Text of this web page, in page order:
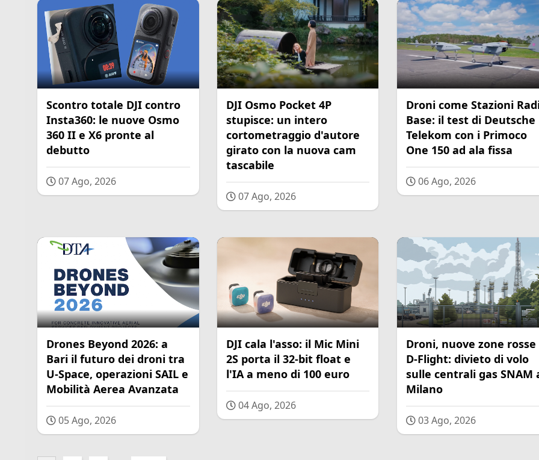
Scontro totale DJI contro
Insta360: le nuove Osmo
360 II e X6 pronte al
debutto
07 Ago, 2026
DJI Osmo Pocket 4P
stupisce: un intero
cortometraggio d'autore
girato con la nuova cam
tascabile
07 Ago, 2026
Droni come Stazioni
Base: il test di Deutsche
Telekom con i Primoco
One 150 ad ala fissa
06 Ago, 2026
Drones Beyond 2026: a
Bari il futuro dei droni tra
U-Space, operazioni SAIL e
Mobilità Aerea Avanzata
05 Ago, 2026
DJI cala l'asso: il Mic Mini
2S porta il 32-bit float e
l'IA a meno di 100 euro
04 Ago, 2026
Droni, nuove zone rosse
D-Flight: divieto di volo
sulle centrali gas SNAM
Milano
03 Ago, 2026